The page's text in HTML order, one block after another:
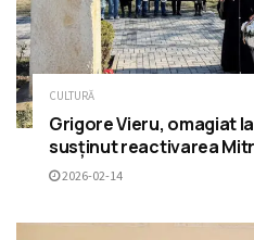
CULTURĂ
Grigore Vieru, omagiat
susținut reactivarea
2026-02-14